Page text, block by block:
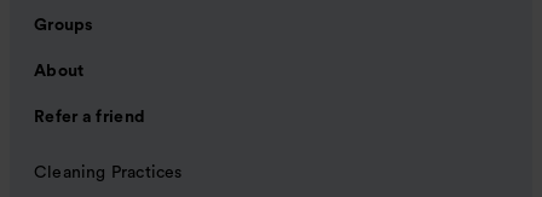
Groups
About
Refer a friend
Cleaning Practices